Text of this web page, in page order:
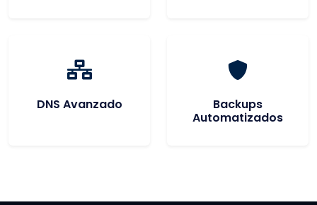
DNS Avanzado
Backups
Automatizados